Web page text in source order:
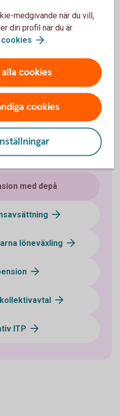
med depå
löneväxling
ITP
medgivande när du vill,
din profil när du är
cookies .
cookies
cookies